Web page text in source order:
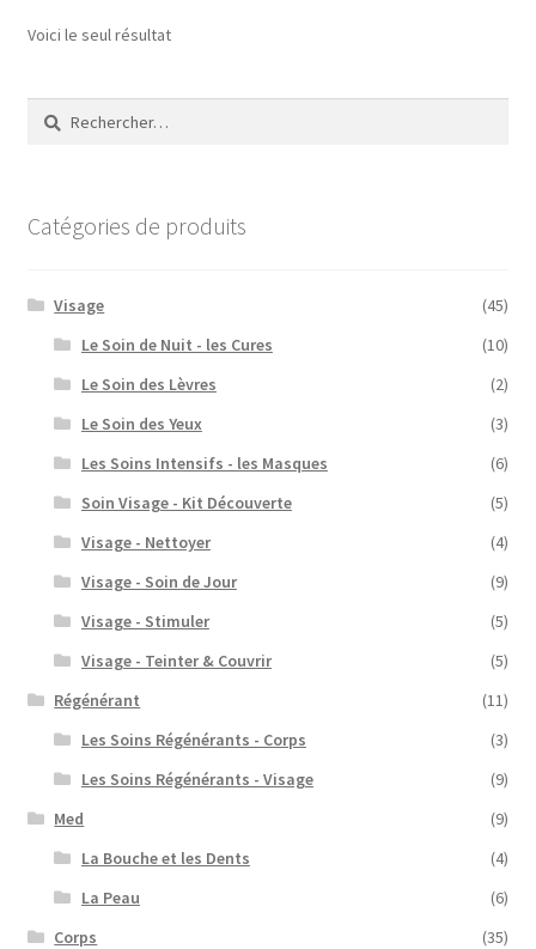
Voici le seul résultat
Rechercher :
Catégories de produits
Visage
(45)
Le Soin de Nuit - les Cures
(10)
Le Soin des Lèvres
(2)
Le Soin des Yeux
(3)
Les Soins Intensifs - les Masques
(6)
Soin Visage - Kit Découverte
(5)
Visage - Nettoyer
(4)
Visage - Soin de Jour
(9)
Visage - Stimuler
(5)
Visage - Teinter & Couvrir
(5)
Régénérant
(11)
Les Soins Régénérants - Corps
(3)
Les Soins Régénérants - Visage
(9)
Med
(9)
La Bouche et les Dents
(4)
La Peau
(6)
Corps
(35)